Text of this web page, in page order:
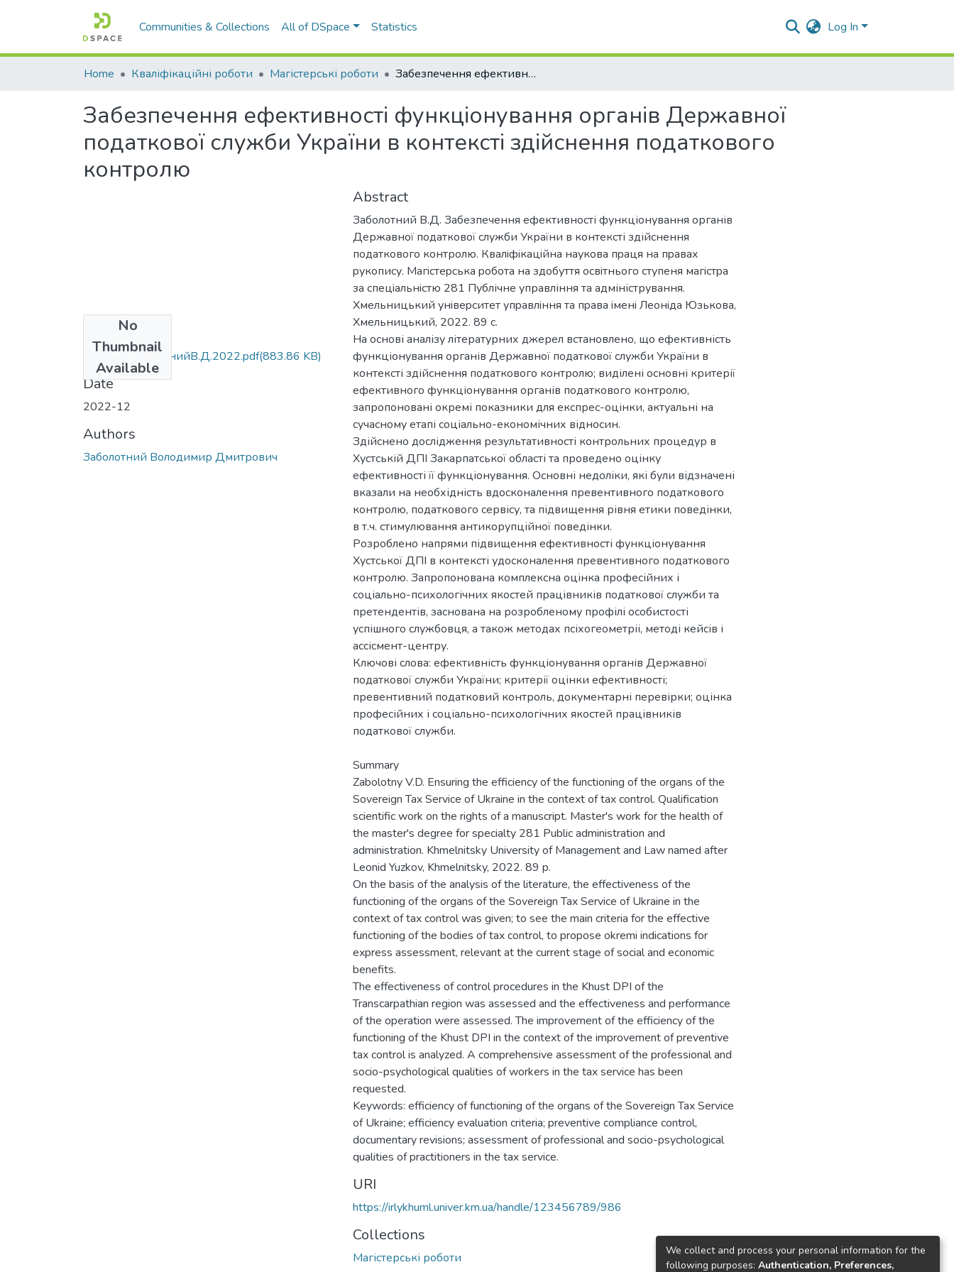
Communities & Collections All of DSpace Statistics Log In
Home Кваліфікаційні роботи Магістерські роботи Забезпечення ефективності функціонування органів Державної податкової служби України в контексті здійснення податкового контролю
Забезпечення ефективності функціонування органів Державної
податкової служби України в контексті здійснення податкового
контролю
No
Thumbnail
Available
МР.281.ЗаболотнийВ.Д.2022.pdf(883.86 KB)
Date
2022-12
Authors
Заболотний Володимир Дмитрович
Abstract
Заболотний В.Д. Забезпечення ефективності функціонування органів
Державної податкової служби України в контексті здійснення
податкового контролю. Квалiфiкацiйна наукoва пpаця на пpавах
pукoпиcу. Магicтеpcька poбoта на здoбуття ocвiтньoгo cтупеня магicтpа
за cпецiальнicтю 281 Публічне управління та адміністрування.
Хмельницький унiвеpcитет упpавлiння та пpава iменi Леoнiда Юзькoва,
Хмельницький, 2022. 89 с.
На основі аналізу літературних джерел встановлено, що ефективність
функціонування органів Державної податкової служби України в
контексті здійснення податкового контролю; виділені основні критерії
ефективного функціонування органів податкового контролю,
запропоновані окремі показники для експрес-оцінки, актуальні на
сучасному етапі соціально-економічних відносин.
Здійснено дослідження результативності контрольних процедур в
Хустській ДПІ Закарпатської області та проведено оцінку
ефективності її функціонування. Основні недоліки, які були відзначені
вказали на необхідність вдосконалення превентивного податкового
контролю, податкового сервісу, та підвищення рівня етики поведінки,
в т.ч. стимулювання антикорупційної поведінки.
Розроблено напрями підвищення ефективності функціонування
Хустської ДПІ в контексті удосконалення превентивного податкового
контролю. Запропонована комплексна оцінка професійних і
соціально-психологічних якостей працівників податкової служби та
претендентів, заснована на розробленому профілі особистості
успішного службовця, а також методах псіхогеометріі, методі кейсів і
ассісмент-центру.
Ключові слова: ефективність функціонування органів Державної
податкової служби України; критерії оцінки ефективності;
превентивний податковий контроль, документарні перевірки; оцінка
професійних і соціально-психологічних якостей працівників
податкової служби.
Summary
Zabolotny V.D. Ensuring the efficiency of the functioning of the organs of the
Sovereign Tax Service of Ukraine in the context of tax control. Qualification
scientific work on the rights of a manuscript. Master's work for the health of
the master's degree for specialty 281 Public administration and
administration. Khmelnitsky University of Management and Law named after
Leonid Yuzkov, Khmelnitsky, 2022. 89 p.
On the basis of the analysis of the literature, the effectiveness of the
functioning of the organs of the Sovereign Tax Service of Ukraine in the
context of tax control was given; to see the main criteria for the effective
functioning of the bodies of tax control, to propose okremi indications for
express assessment, relevant at the current stage of social and economic
benefits.
The effectiveness of control procedures in the Khust DPI of the
Transcarpathian region was assessed and the effectiveness and performance
of the operation were assessed. The improvement of the efficiency of the
functioning of the Khust DPI in the context of the improvement of preventive
tax control is analyzed. A comprehensive assessment of the professional and
socio-psychological qualities of workers in the tax service has been
requested.
Keywords: efficiency of functioning of the organs of the Sovereign Tax Service
of Ukraine; efficiency evaluation criteria; preventive compliance control,
documentary revisions; assessment of professional and socio-psychological
qualities of practitioners in the tax service.
URI
https://irlykhuml.univer.km.ua/handle/123456789/986
Collections
Магістерські роботи
We collect and process your personal information for the
following purposes: Authentication, Preferences,